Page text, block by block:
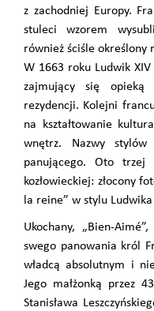
z zachodniej Europy.
stuleci wzorem
również ściśle
W 1663 roku Ludwik
zajmujący się opieką
rezydencji. Kolejni
na kształtowanie
wnętrz. Nazwy
panującego. Oto trzej
kozłowieckiej: złocony
la reine” w stylu
Ukochany, „Bien-
swego panowania król
władcą absolutnym i
Jego małżonką przez
Stanisława